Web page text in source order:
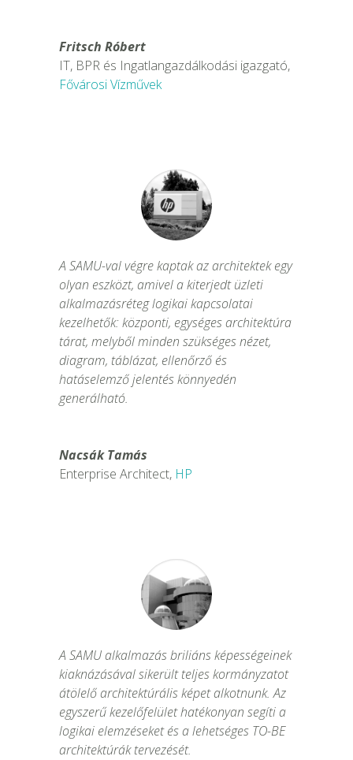
Fritsch Róbert
IT, BPR és Ingatlangazdálkodási igazgató,
Fővárosi Vízművek
A SAMU-val végre kaptak az architektek egy
olyan eszközt, amivel a kiterjedt üzleti
alkalmazásréteg logikai kapcsolatai
kezelhetők: központi, egységes architektúra
tárat, melyből minden szükséges nézet,
diagram, táblázat, ellenőrző és
hatáselemző jelentés könnyedén
generálható.
Nacsák Tamás
Enterprise Architect, HP
A SAMU alkalmazás briliáns képességeinek
kiaknázásával sikerült teljes kormányzatot
átölelő architektúrális képet alkotnunk. Az
egyszerű kezelőfelület hatékonyan segíti a
logikai elemzéseket és a lehetséges TO-BE
architektúrák tervezését.